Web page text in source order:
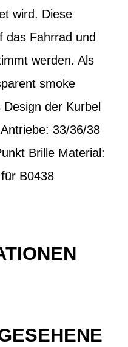
wird. Diese
das Fahrrad und
werden. Als
smoke
der Kurbel
33/36/38
Brille Material:
B0438